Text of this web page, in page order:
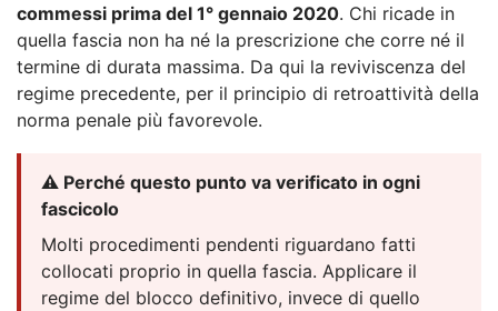
commessi prima del 1° gennaio 2020. Chi ricade in
quella fascia non ha né la prescrizione che corre né il
termine di durata massima. Da qui la reviviscenza del
regime precedente, per il principio di retroattività della
norma penale più favorevole.
⚠️ Perché questo punto va verificato in ogni
fascicolo
Molti procedimenti pendenti riguardano fatti
collocati proprio in quella fascia. Applicare il
regime del blocco definitivo, invece di quello